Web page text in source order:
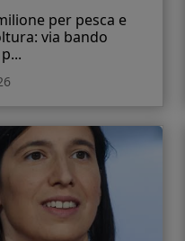
per pesca e
via bando